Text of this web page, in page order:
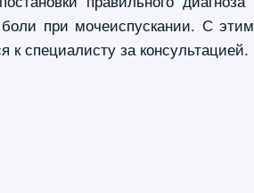
при мочеиспускании. С
к специалисту за консультацией.